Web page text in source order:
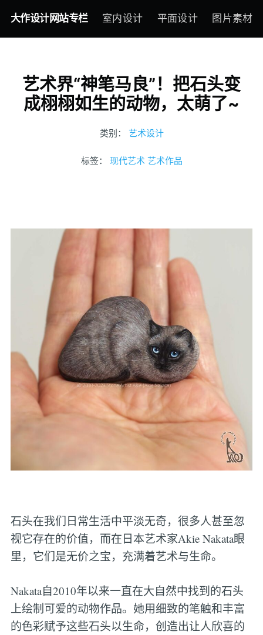
大作设计网站专栏 室内设计 平面设计 图片素材
艺术界“神笔马良”！把石头变
成栩栩如生的动物，太萌了~
类别： 艺术设计
标签： 现代艺术 艺术作品
石头在我们日常生活中平淡无奇，很多人甚至忽
视它存在的价值，而在日本艺术家Akie Nakata眼
里，它们是无价之宝，充满着艺术与生命。
Nakata自2010年以来一直在大自然中找到的石头
上绘制可爱的动物作品。她用细致的笔触和丰富
的色彩赋予这些石头以生命，创造出让人欣喜的